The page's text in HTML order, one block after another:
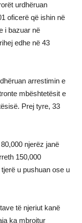
urdhëruan
oficerë që ishin në
i bazuar në
edhe në 43
arrestimin e
mbështetësit e
Prej tyre, 33
njerëz janë
150,000
u pushuan ose u
të njeriut kanë
ka mbrojtur